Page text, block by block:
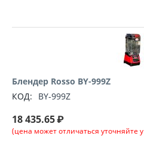
Блендер Rosso BY-999Z
КОД:
BY-999Z
18 435.65₽
(цена может отличаться уточняйте